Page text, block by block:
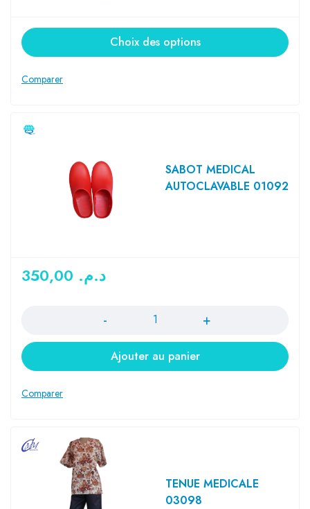
Choix des options
SABOT MEDICAL
AUTOCLAVABLE 01092
د.م.
Ajouter au panier
TENUE MEDICALE
03098